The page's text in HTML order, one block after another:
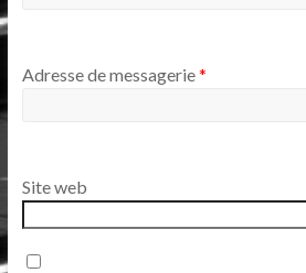
Adresse de messagerie*
Site web